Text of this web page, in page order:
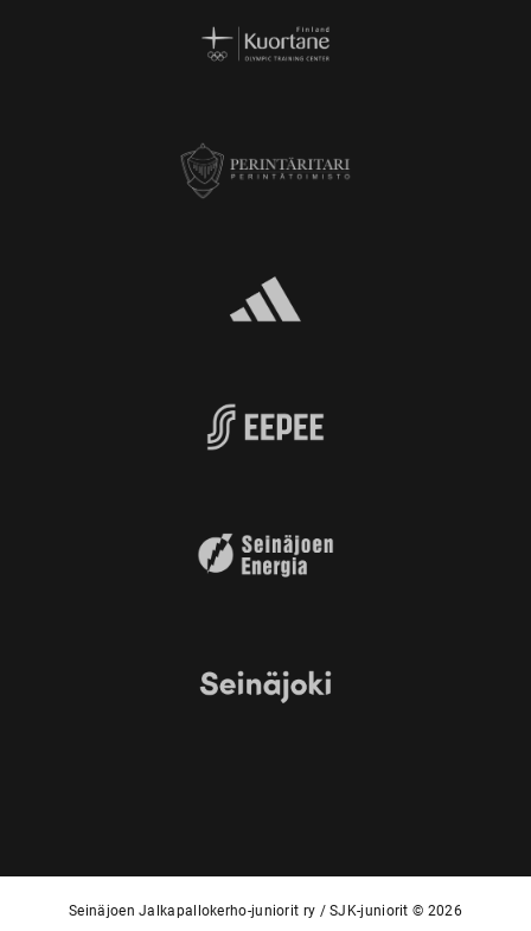
Seinäjoen Jalkapallokerho-juniorit ry / SJK-juniorit © 2026